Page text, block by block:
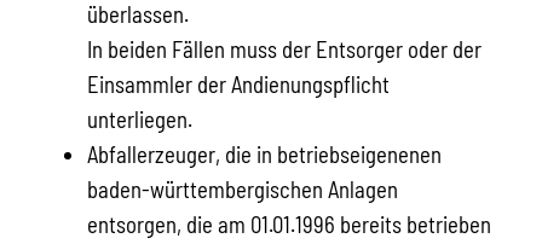
überlassen.
In beiden Fällen muss der Entsorger oder der
Einsammler der Andienungspflicht
unterliegen.
Abfallerzeuger, die in betriebseigenenen
baden-württembergischen Anlagen
entsorgen, die am 01.01.1996 bereits betrieben